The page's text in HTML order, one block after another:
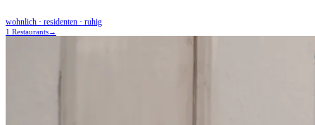
wohnlich · residenten · ruhig
1 Restaurants→